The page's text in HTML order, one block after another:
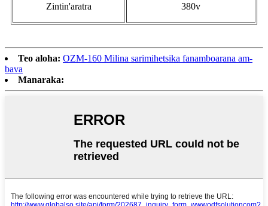
Zintin'aratra 380v
Teo aloha: OZM-160 Milina sarimihetsika fanamboarana am-
bava
Manaraka: